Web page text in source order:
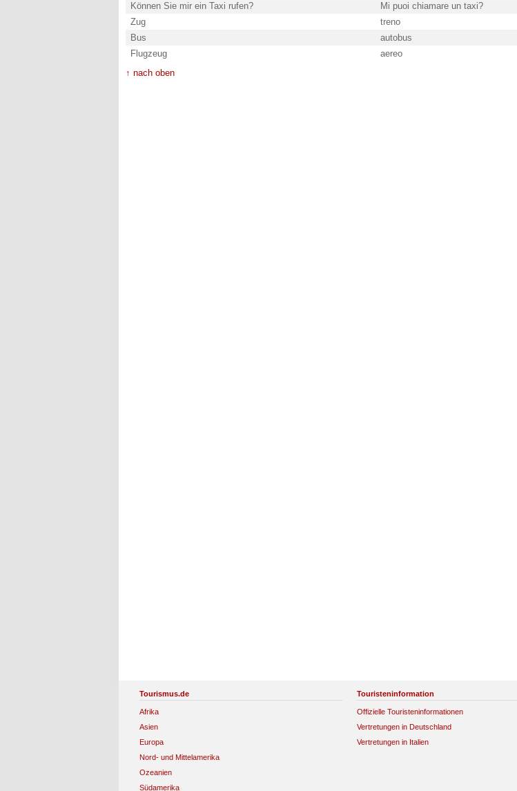
Können Sie mir ein Taxi rufen?
Mi puoi chiamare un taxi?
Zug
treno
Bus
autobus
Flugzeug
aereo
↑ nach oben
Tourismus.de
Afrika
Asien
Europa
Nord- und Mittelamerika
Ozeanien
Südamerika
Touristeninformation
Offizielle Touristeninformationen
Vertretungen in Deutschland
Vertretungen in Italien